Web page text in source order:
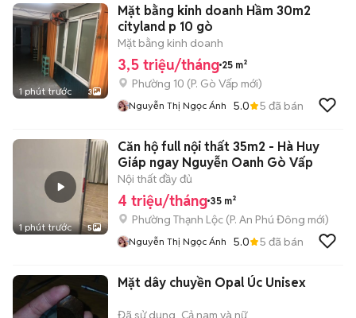
1 phút trước 3
Mặt bằng kinh doanh Hầm 30m2
cityland p 10 gò
Mặt bằng kinh doanh
3,5 triệu/tháng 25 m²
Phường 10 (P. Gò Vấp mới)
Nguyễn Thị Ngọc Ánh 5.0 5 đã bán
1 phút trước 5
Căn hộ full nội thất 35m2 - Hà Huy
Giáp ngay Nguyễn Oanh Gò Vấp
Nội thất đầy đủ
4 triệu/tháng 35 m²
Phường Thạnh Lộc (P. An Phú Đông mới)
Nguyễn Thị Ngọc Ánh 5.0 5 đã bán
Mặt dây chuyền Opal Úc Unisex
Đã sử dụng Cả nam và nữ